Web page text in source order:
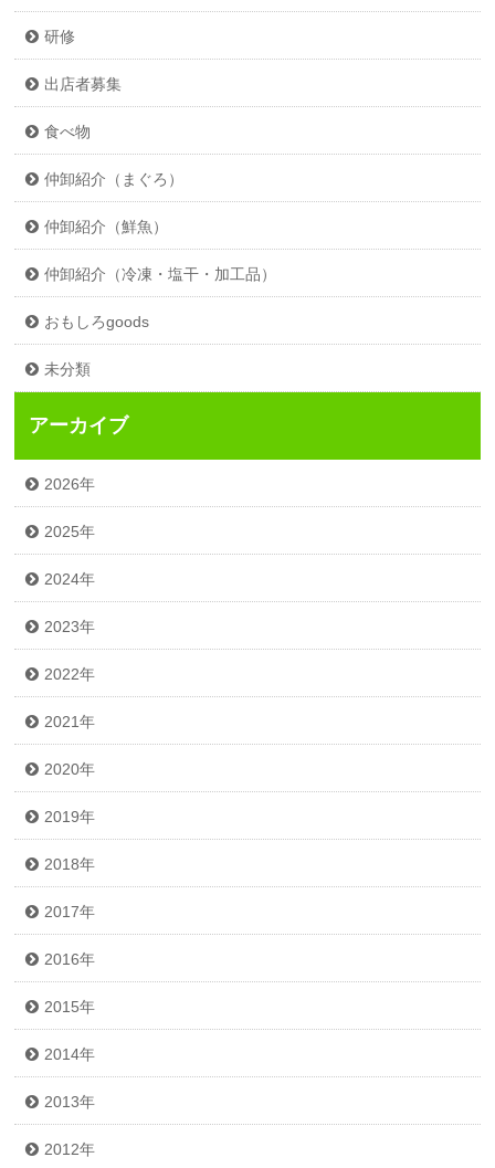
研修
出店者募集
食べ物
仲卸紹介（まぐろ）
仲卸紹介（鮮魚）
仲卸紹介（冷凍・塩干・加工品）
おもしろgoods
未分類
アーカイブ
2026年
2025年
2024年
2023年
2022年
2021年
2020年
2019年
2018年
2017年
2016年
2015年
2014年
2013年
2012年